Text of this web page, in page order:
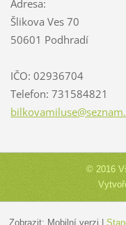
Adresa:
Šlikova Ves 70
50601 Podhradí
IČO: 02936704
Telefon: 731584821
bilkovamiluse@se
© 2016
Zobrazit: Mobilní verzi